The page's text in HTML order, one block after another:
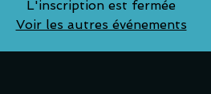
L'inscription est fermée
Voir les autres événements